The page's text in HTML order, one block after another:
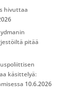
hivuttaa
pitää
käsittelyä:
10.6.2026